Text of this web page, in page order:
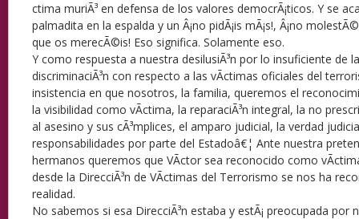
ctima muriÃ³ en defensa de los valores democrÃ¡ticos. Y se
palmadita en la espalda y un Â¡no pidÃ¡is mÃ¡s!, Â¡no
que os merecÃ©is! Eso significa. Solamente eso.
Y como respuesta a nuestra desilusiÃ³n por lo insuficiente de
discriminaciÃ³n con respecto a las vÃ­ctimas oficiales del
insistencia en que nosotros, la familia, queremos el
la visibilidad como vÃ­ctima, la reparaciÃ³n integral, la no
al asesino y sus cÃ³mplices, el amparo judicial, la verdad
responsabilidades por parte del Estadoâ€¦ Ante nuestra
hermanos queremos que VÃ­ctor sea reconocido como
desde la DirecciÃ³n de VÃ­ctimas del Terrorismo se nos ha
realidad.
No sabemos si esa DirecciÃ³n estaba y estÃ¡ preocupada por